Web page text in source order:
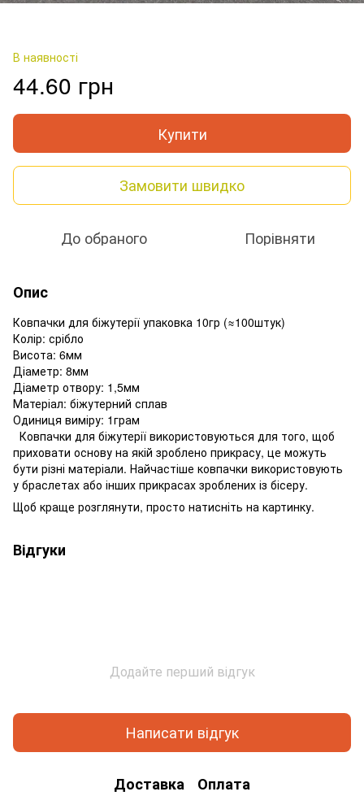
В наявності
44.60 грн
Купити
Замовити швидко
До обраного Порівняти
Опис
Ковпачки для біжутерії упаковка 10гр (≈100штук)
Колір: срібло
Висота: 6мм
Діаметр: 8мм
Діаметр отвору: 1,5мм
Матеріал: біжутерний сплав
Одиниця виміру: 1грам
Ковпачки для біжутерії використовуються для того, щоб
приховати основу на якій зроблено прикрасу, це можуть
бути різні матеріали. Найчастіше ковпачки використовують
у браслетах або інших прикрасах зроблених із бісеру.
Щоб краще розглянути, просто натисніть на картинку.
Відгуки
Додайте перший відгук
Написати відгук
Доставка Оплата